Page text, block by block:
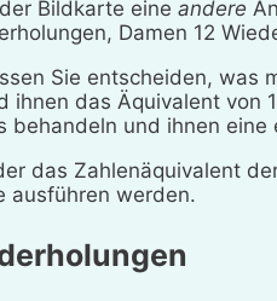
Bildkarte eine andere
Damen 12
Sie entscheiden, was
ihnen das Äquivalent von
behandeln und ihnen
das Zahlenäquivalent
ausführen werden.